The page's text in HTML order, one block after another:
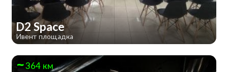
D2 Space
Ивент площадка
364 км